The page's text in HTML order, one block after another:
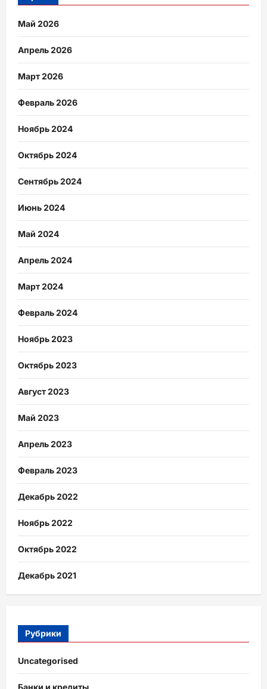
Май 2026
Апрель 2026
Март 2026
Февраль 2026
Ноябрь 2024
Октябрь 2024
Сентябрь 2024
Июнь 2024
Май 2024
Апрель 2024
Март 2024
Февраль 2024
Ноябрь 2023
Октябрь 2023
Август 2023
Май 2023
Апрель 2023
Февраль 2023
Декабрь 2022
Ноябрь 2022
Октябрь 2022
Декабрь 2021
Рубрики
Uncategorised
Банки и кредиты